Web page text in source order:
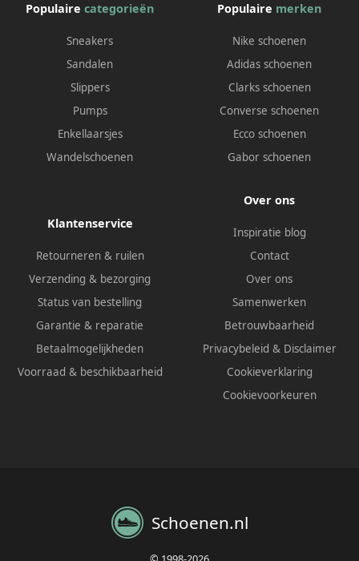
Populaire categorieën
Sneakers
Sandalen
Slippers
Pumps
Enkellaarsjes
Wandelschoenen
Populaire merken
Nike schoenen
Adidas schoenen
Clarks schoenen
Converse schoenen
Ecco schoenen
Gabor schoenen
Klantenservice
Retourneren & ruilen
Verzending & bezorging
Status van bestelling
Garantie & reparatie
Betaalmogelijkheden
Voorraad & beschikbaarheid
Over ons
Inspiratie blog
Contact
Over ons
Samenwerken
Betrouwbaarheid
Privacybeleid & Disclaimer
Cookieverklaring
Cookievoorkeuren
Schoenen.nl